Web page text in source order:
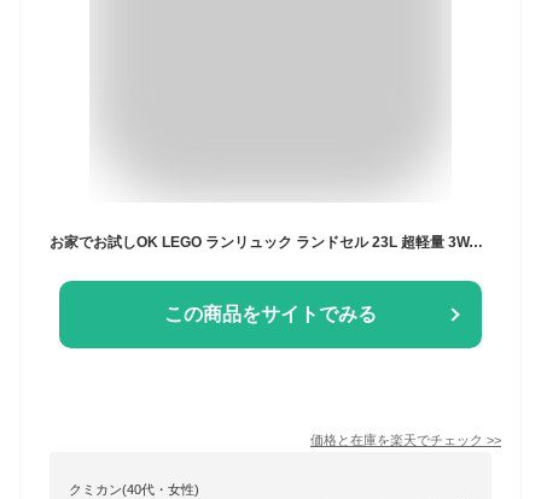
お家でお試しOK LEGO ランリュック ランドセル 23L 超軽量 3WAY 男の子 女の子 レゴ 軽い 人間工学 返品保証 A4 キッズ 子ども 通学 リュック 通学 小学生 レゴブロック リュックサック バックパック ランドセルカバー セカンドランドセル
この商品をサイトでみる
価格と在庫を楽天でチェック >>
クミカン(40代・女性)